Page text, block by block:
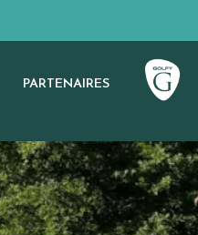
PARTENAIRES